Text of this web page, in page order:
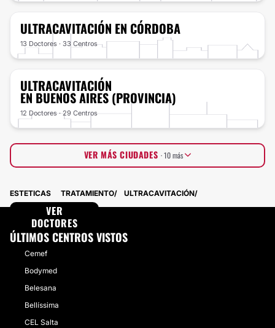
ULTRACAVITACIÓN EN CÓRDOBA
13 Doctores · 33 Centros
ULTRACAVITACIÓN
EN BUENOS AIRES (PROVINCIA)
12 Doctores · 29 Centros
Mendoza 3 Doctores · 8 Centros
Tucumán 2 Doctores · 6 Centros
Corrientes
Salta
Neuquén
San Juan
Tierra del Fuego, Antártida e Islas del
Río Negro
Entre Ríos
VER MÁS CIUDADES · 10 más
VER
DOCTORES
ESTETICAS TRATAMIENTO ULTRACAVITACIÓN
ÚLTIMOS CENTROS VISTOS
Cemef
Bodymed
Belesana
Bellíssima
CEL Salta